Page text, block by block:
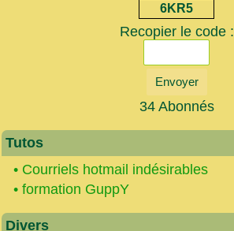
6KR5
Recopier le code :
Envoyer
34 Abonnés
Tutos
• Courriels hotmail indésirables
• formation GuppY
Divers